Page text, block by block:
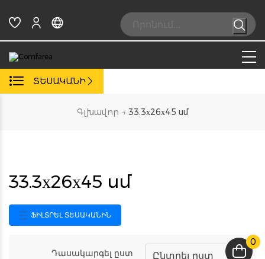
content
Search:
0
ՏԵՍԱԿԱՆԻ
Գլխավոր → 33.3х26х45 սմ
33.3х26х45 սմ
ՖԻԼՏՐԵԼ ՏԵՍԱԿԱՆԻՆ
Դասակարգել ըստ